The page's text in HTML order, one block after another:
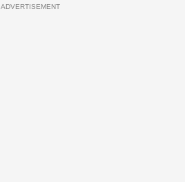
ADVERTISEMENT